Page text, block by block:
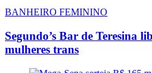
BANHEIRO FEMININO
Segundo’s Bar de Teresina
mulheres trans